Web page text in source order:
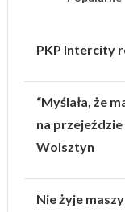
PKP Intercity
“Myślała, że
na
Wolsztyn
Nie żyje